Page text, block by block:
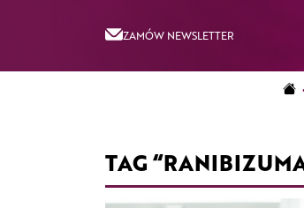
ZAMÓW NEWSLETTER
TAG